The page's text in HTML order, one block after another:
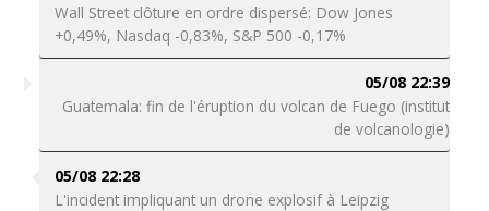
Wall Street clôture en ordre dispersé: Dow Jones
+0,49%, Nasdaq -0,83%, S&P 500 -0,17%
05/08 22:39
Guatemala: fin de l'éruption du volcan de Fuego (institut
de volcanologie)
05/08 22:28
L'incident impliquant un drone explosif à Leipzig